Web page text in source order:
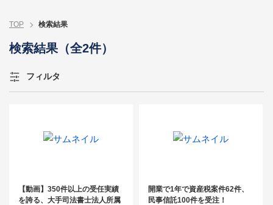
TOP 検索結果
検索結果（全2件）
フィルタ
【動画】350件以上の受任実績
を誇る、大手司法書士法人所属
開業で1年で資産税案件62件、
民事信託100件を受注！